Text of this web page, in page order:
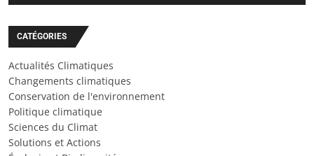
CATÉGORIES
Actualités Climatiques
Changements climatiques
Conservation de l'environnement
Politique climatique
Sciences du Climat
Solutions et Actions